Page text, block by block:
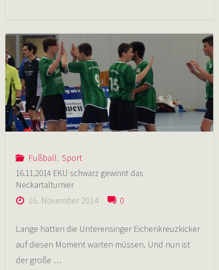
Youngsters
auf
dem
Treppchen
Neckartalturnier"
Fußball, Sport
16.11.2014 EKU schwarz gewinnt das
Neckartalturnier
16. November 2014 0
Lange hatten die Unterensinger Eichenkreuzkicker
auf diesen Moment warten müssen. Und nun ist
der große …